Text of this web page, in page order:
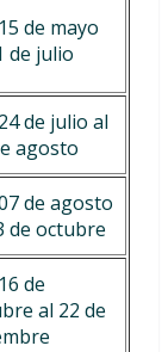
de mayo
de julio
de julio al
agosto
de agosto
de octubre
de
al 22 de